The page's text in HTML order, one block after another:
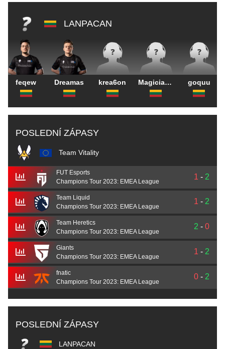
LANPACAN
feqew Dreamas krea6on Magicianas goquu
POSLEDNÍ ZÁPASY
Team Vitality
FUT Esports
Champions Tour 2023: EMEA League
1 - 2
Team Liquid
Champions Tour 2023: EMEA League
1 - 2
Team Heretics
Champions Tour 2023: EMEA League
2 - 0
Giants
Champions Tour 2023: EMEA League
1 - 2
fnatic
Champions Tour 2023: EMEA League
0 - 2
POSLEDNÍ ZÁPASY
LANPACAN